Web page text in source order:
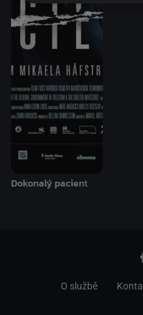
Dokonalý pacient
O službě